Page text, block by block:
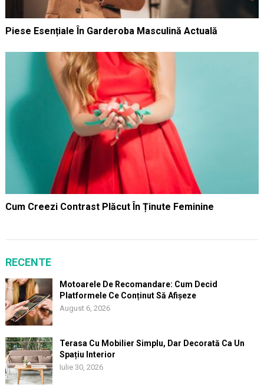
Piese Esențiale În Garderoba Masculină Actuală
Cum Creezi Contrast Plăcut În Ținute Feminine
RECENTE
Motoarele De Recomandare: Cum Decid
Platformele Ce Conținut Să Afișeze
August 6, 2026
Terasa Cu Mobilier Simplu, Dar Decorată Ca Un
Spațiu Interior
Iulie 30, 2026